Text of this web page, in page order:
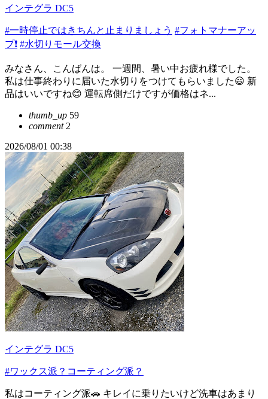
インテグラ DC5
#一時停止ではきちんと止まりましょう #フォトマナーアッ
プ❗️ #水切りモール交換
みなさん、こんばんは。 一週間、暑い中お疲れ様でした。
私は仕事終わりに届いた水切りをつけてもらいました😃 新
品はいいですね😊 運転席側だけですが価格はネ...
thumb_up 59
comment2
2026/08/01 00:38
インテグラ DC5
#ワックス派？コーティング派？
私はコーティング派🚗 キレイに乗りたいけど洗車はあまり